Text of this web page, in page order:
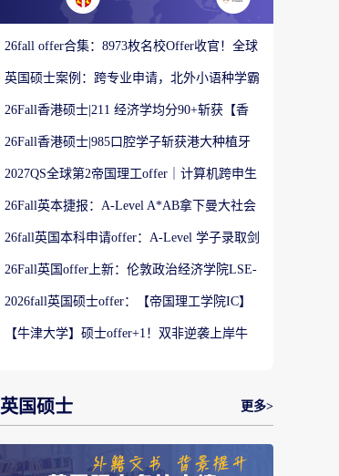
26fall offer合集：8973枚名校Offer收官！全球
英国硕士案例：跨专业申请，北外小语种学霸
26Fall香港硕士|211 经济学均分90+斩获【香
26Fall香港硕士|985口腔学子斩获港大种植牙
2027QS全球第2帝国理工offer｜计算机跨申生
26Fall英本捷报：A-Level A*AB拿下曼大社会
26fall英国本科申请offer：A-Level 学子录取剑
26Fall英国offer上新：伦敦政治经济学院LSE-
2026fall英国硕士offer：【帝国理工学院IC】
【牛津大学】硕士offer+1！双非逆袭上岸牛
英国硕士 更多>